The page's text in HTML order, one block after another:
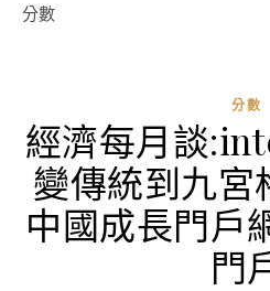
分數
分數
經濟每月談
變傳統到九宮
中國成長門戶
門